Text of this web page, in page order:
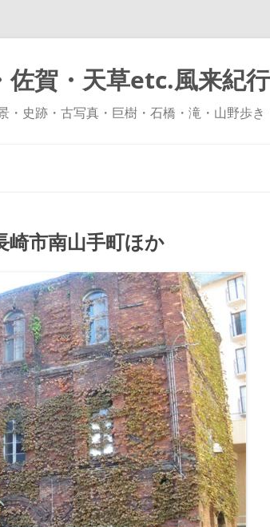
佐賀・天草etc.風来紀
史跡・古写真・巨樹・石橋・滝・山野歩き
市南山手町ほか